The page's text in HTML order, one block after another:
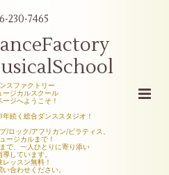
230-7465
スファクトリー
ージカルスクール
ジへようこそ！
続く総合ダンススタジオ！
/ロック/アフリカン/ピラティス、
ージカルまで！
で、一人ひとりに寄り添い
しています。
レッスン無料！
合わせください。